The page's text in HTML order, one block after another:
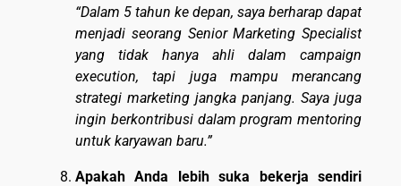
“Dalam 5 tahun ke depan, saya berharap dapat
menjadi seorang Senior Marketing Specialist
yang tidak hanya ahli dalam campaign
execution, tapi juga mampu merancang
strategi marketing jangka panjang. Saya juga
ingin berkontribusi dalam program mentoring
untuk karyawan baru.”
Apakah Anda lebih suka bekerja sendiri